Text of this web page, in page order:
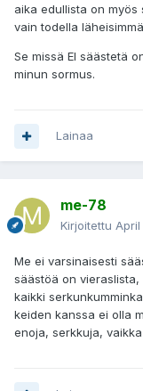
aika edullista on
vain todella
Se missä EI säästetä
minun sormus.
Lainaa
me-78
Kirjoitettu
Me ei varsinaisesti
säästöä on vieraslista,
kaikki
keiden kanssa ei olla
enoja, serkkuja,